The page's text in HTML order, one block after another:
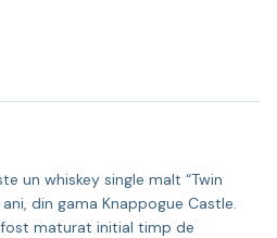
un whiskey single malt “Twin
din gama Knappogue Castle.
fost maturat initial timp de